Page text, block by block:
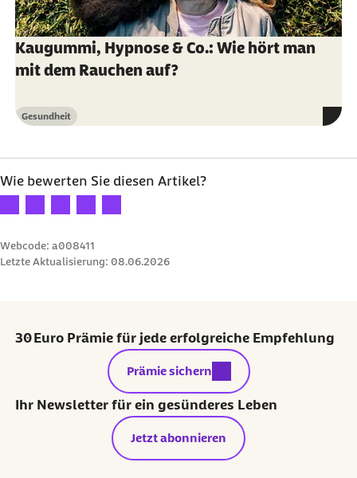
Kaugummi, Hypnose & Co.: Wie hört man
mit dem Rauchen auf?
Kategorie
Gesundheit
Wie bewerten Sie diesen Artikel?
Ihre Bewertung: 1 Stern
Ihre Bewertung: 2 Sterne
Ihre Bewertung: 3 Sterne
Ihre Bewertung: 4 Sterne
Ihre Bewertung: 5 Sterne
Webcode: a008411
Letzte Aktualisierung: 08.06.2026
30 Euro Prämie für jede erfolgreiche Empfehlung
externer Link:
Prämie sichern
Ihr Newsletter für ein gesünderes Leben
Jetzt abonnieren